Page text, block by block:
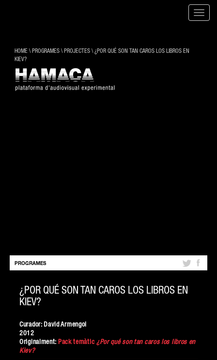
Toggle
HOME \ PROGRAMES \ PROJECTES \¿POR QUÉ SON TAN CAROS LOS LIBROS EN
KIEV?
PROGRAMES
¿POR QUÉ SON TAN CAROS LOS LIBROS EN
KIEV?
Curador: David Armengol
2012
Originalment: Pack temàtic ¿Por qué son tan caros los libros en
Kiev?